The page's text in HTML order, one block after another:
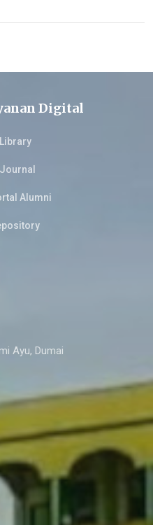
Digital
Alumni
Ayu, Dumai